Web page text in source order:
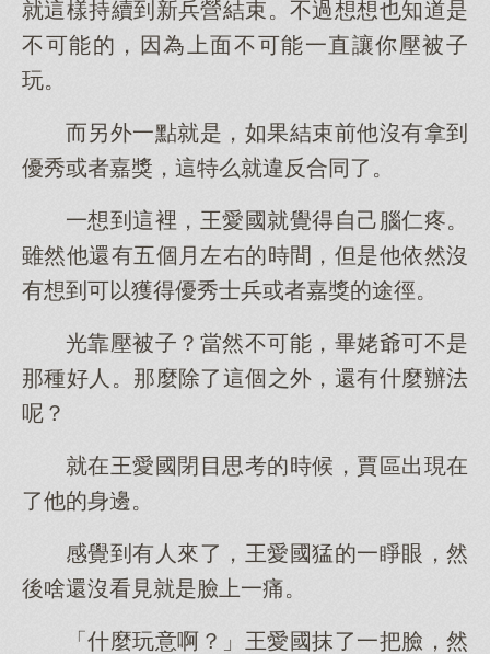
就這樣持續到新兵營結束。不過想想也知道是
不可能的，因為上面不可能一直讓你壓被子
玩。
而另外一點就是，如果結束前他沒有拿到
優秀或者嘉獎，這特么就違反合同了。
一想到這裡，王愛國就覺得自己腦仁疼。
雖然他還有五個月左右的時間，但是他依然沒
有想到可以獲得優秀士兵或者嘉獎的途徑。
光靠壓被子？當然不可能，畢姥爺可不是
那種好人。那麼除了這個之外，還有什麼辦法
呢？
就在王愛國閉目思考的時候，賈區出現在
了他的身邊。
感覺到有人來了，王愛國猛的一睜眼，然
後啥還沒看見就是臉上一痛。
「什麼玩意啊？」王愛國抹了一把臉，然